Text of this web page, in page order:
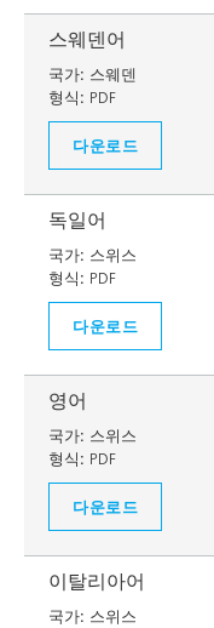
스웨덴어
국가: 스웨덴
형식: PDF
다운로드
독일어
국가: 스위스
형식: PDF
다운로드
영어
국가: 스위스
형식: PDF
다운로드
이탈리아어
국가: 스위스